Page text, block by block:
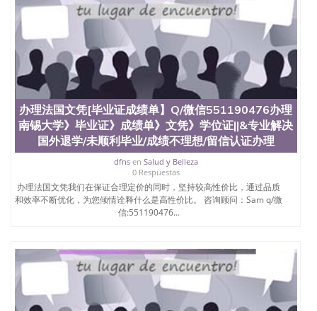
办理法国文凭[毕业证成绩单】Q/微信551190476办理
南锡大学》毕业证》成绩单》文凭》学位证||&专业解决
国外退学/未顺利毕业/成绩不理想/留信认证办理
dfnsen Salud y Belleza
0 Respuestas
办理法国文凭我们在保证合理定价的同时，坚持较高性价比，通过品质
和效率不断优化，为您倾情诠释什么是高性价比。 咨询顾问：Sam q/微
信:551190476...